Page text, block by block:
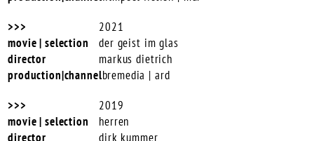
2021
der geist im glas
markus dietrich
bremedia | ard
2019
herren
dirk kummer